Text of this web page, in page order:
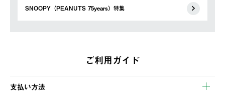
SNOOPY（PEANUTS 75years）特集
ご利用ガイド
支払い方法